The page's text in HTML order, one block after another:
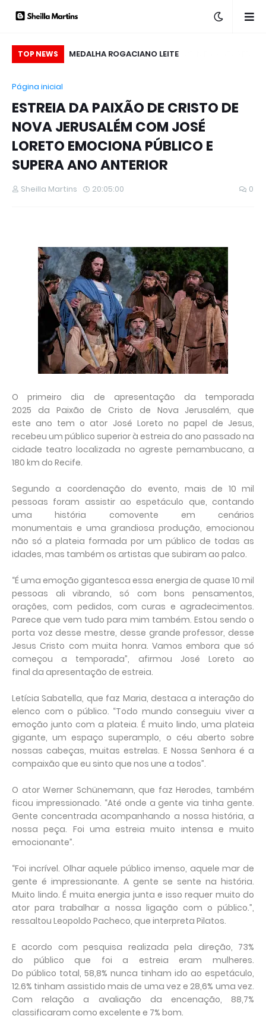
TOP NEWS MEDALHA ROGACIANO LEITE
LIVRO SOBRE
EDITORA
Página inicial
ESTREIA DA PAIXÃO DE CRISTO DE
NOVA JERUSALÉM COM JOSÉ
LORETO EMOCIONA PÚBLICO E
SUPERA ANO ANTERIOR
Sheilla Martins 20:05:00 0
Oprimeiro dia de apresentação da
temporada
2025 da Paixão de Cristo de Nova Jerusalém, que
este ano tem o ator José Loreto no papel de Jesus,
recebeu um público superior à estreia do ano passado na
cidade teatro localizada no agreste pernambucano, a
180 km do Recife.
Segundo a coordenação do evento, mais de 10 mil
pessoas foram assistir ao espetáculo que, contando
uma história comovente em cenários
monumentais e uma grandiosa produção, emocionou
não só a plateia formada por um público de todas as
idades, mas também os artistas que subiram ao palco.
“É uma emoção gigantesca essa energia de quase 10 mil
pessoas ali vibrando, só com bons pensamentos,
orações, com pedidos, com curas e agradecimentos.
Parece que vem tudo para mim também. Estou sendo o
porta voz desse mestre, desse grande professor, desse
Jesus Cristo com muita honra. Vamos embora que só
começou a temporada”, afirmou José Loreto ao
final da apresentação de estreia.
Letícia Sabatella, que faz Maria, destaca a interação do
elenco com o público. “Todo mundo conseguiu viver a
emoção junto com a plateia. É muito lindo, uma plateia
gigante, um espaço superamplo, o céu aberto sobre
nossas cabeças, muitas estrelas. E Nossa Senhora é a
compaixão que eu sinto que nos une a todos”.
O ator Werner Schünemann, que faz Herodes, também
ficou impressionado. “Até onde a gente via tinha gente.
Gente concentrada acompanhando a nossa história, a
nossa peça. Foi uma estreia muito intensa e muito
emocionante”.
“Foi incrível. Olhar aquele público imenso, aquele mar de
gente é impressionante. A gente se sente na história.
Muito lindo. É muita energia junta e isso requer muito do
ator para trabalhar a nossa ligação com o público.”,
ressaltou Leopoldo Pacheco, que interpreta Pilatos.
E acordo com pesquisa realizada pela direção, 73%
do público que foi a estreia eram mulheres.
Do público total, 58,8% nunca tinham ido ao espetáculo,
12.6% tinham assistido mais de uma veze 28,6% uma vez.
Com relação a avaliação da encenação, 88,7%
classificaram como excelente e 7% bom.